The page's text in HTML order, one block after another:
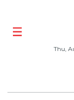
Thu,